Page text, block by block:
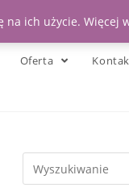
Moje konto
Oferta
na ich użycie. Więcej